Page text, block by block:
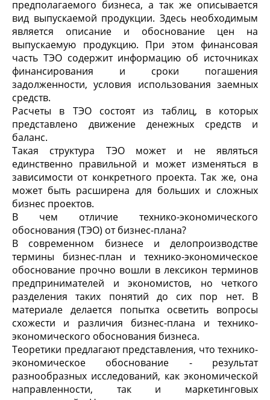
предполагаемого бизнеса, а так же описывается
вид выпускаемой продукции. Здесь необходимым
является описание и обоснование цен на
выпускаемую продукцию. При этом финансовая
часть ТЭО содержит информацию об источниках
финансирования и сроки погашения
задолженности, условия использования заемных
средств.
Расчеты в ТЭО состоят из таблиц, в которых
представлено движение денежных средств и
баланс.
Такая структура ТЭО может и не являться
единственно правильной и может изменяться в
зависимости от конкретного проекта. Так же, она
может быть расширена для больших и сложных
бизнес проектов.
В чем отличие технико-экономического
обоснования (ТЭО) от бизнес-плана?
В современном бизнесе и делопроизводстве
термины бизнес-план и технико-экономическое
обоснование прочно вошли в лексикон терминов
предпринимателей и экономистов, но четкого
разделения таких понятий до сих пор нет. В
материале делается попытка осветить вопросы
схожести и различия бизнес-плана и технико-
экономического обоснования бизнеса.
Теоретики предлагают представления, что технико-
экономическое обоснование - результат
разнообразных исследований, как экономической
направленности, так и маркетинговых